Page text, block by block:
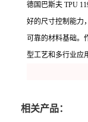
德国巴斯夫 TPU
好的尺寸控制能力
可靠的材料基础。
型工艺和多行业应
相关产品：